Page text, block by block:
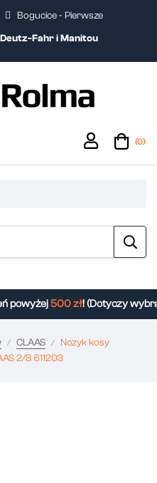
Bogucice - Pierwsze
Fahr i Manitou
(0)
powyżej500 zł! (Dotyczy
CLAAS
Nozyk kosy
2/8 611203